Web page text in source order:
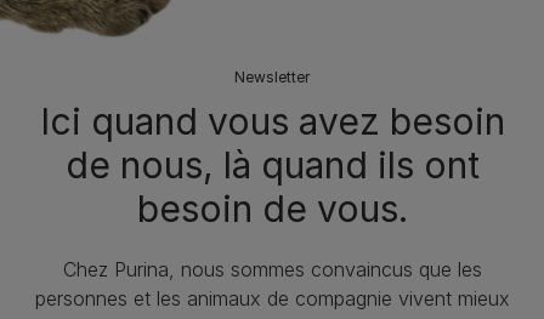
Newsletter
Ici quand vous avez besoin
de nous, là quand ils ont
besoin de vous.
Chez Purina, nous sommes convaincus que les
personnes et les animaux de compagnie vivent mieux